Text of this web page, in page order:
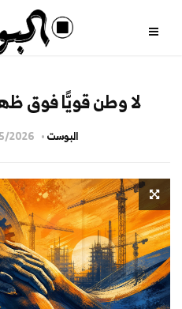
لا وطن قويًّا فوق
البوست 2026